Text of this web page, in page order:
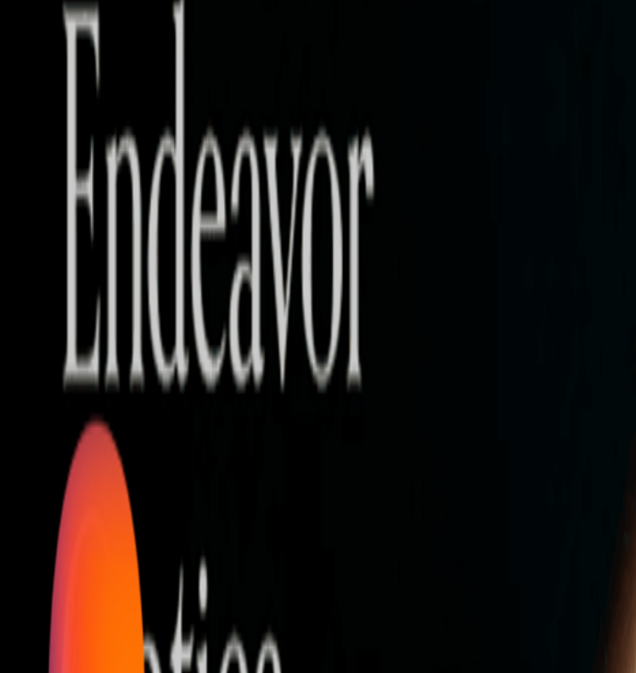
Who we are
AT PARTNERSが提供するファンド・オブ・ファンズを活用した
オープンイノベーション活動のフロー
詳しく見る
AT PARTNERS3つの強み